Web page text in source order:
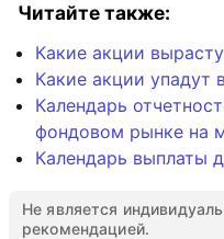
Читайте также:
Какие акции
Какие акции упадут
Календарь
фондовом рынке на
Календарь выплаты
Не является
рекомендацией.